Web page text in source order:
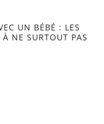
UN BÉBÉ : LES
À NE SURTOUT PAS